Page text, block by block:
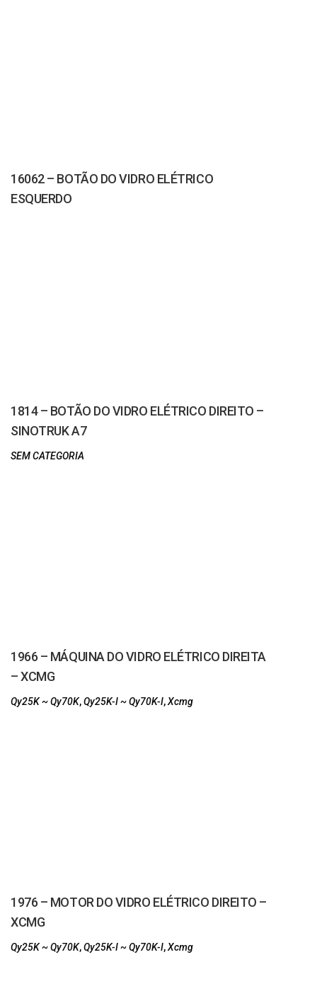
16062 – BOTÃO DO VIDRO ELÉTRICO
ESQUERDO
1814 – BOTÃO DO VIDRO ELÉTRICO DIREITO –
SINOTRUK A7
SEM CATEGORIA
1966 – MÁQUINA DO VIDRO ELÉTRICO DIREITA
– XCMG
Qy25K ~ Qy70K,Qy25K-I ~ Qy70K-I,Xcmg
1976 – MOTOR DO VIDRO ELÉTRICO DIREITO –
XCMG
Qy25K ~ Qy70K,Qy25K-I ~ Qy70K-I,Xcmg